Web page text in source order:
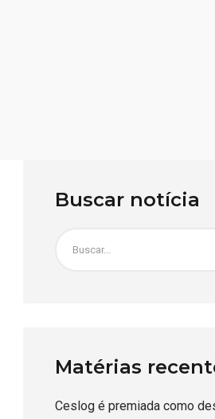
Buscar notícia
Matérias
Ceslog é premiada como